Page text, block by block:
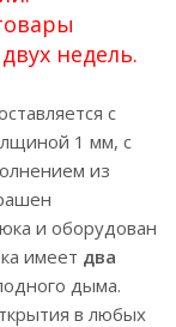
недель.
с
1 мм, с
из
и оборудован
имеет два
дыма.
в любых